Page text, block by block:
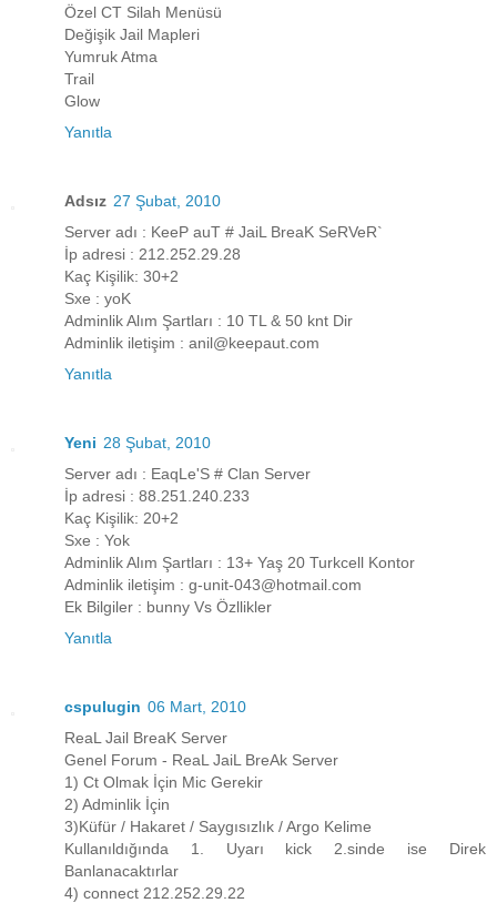
Özel CT Silah Menüsü
Değişik Jail Mapleri
Yumruk Atma
Trail
Glow
Yanıtla
Adsız 27 Şubat, 2010
Server adı : KeeP auT # JaiL BreaK SeRVeR`
İp adresi : 212.252.29.28
Kaç Kişilik: 30+2
Sxe : yoK
Adminlik Alım Şartları : 10 TL & 50 knt Dir
Adminlik iletişim : anil@keepaut.com
Yanıtla
Yeni 28 Şubat, 2010
Server adı : EaqLe'S # Clan Server
İp adresi : 88.251.240.233
Kaç Kişilik: 20+2
Sxe : Yok
Adminlik Alım Şartları : 13+ Yaş 20 Turkcell Kontor
Adminlik iletişim : g-unit-043@hotmail.com
Ek Bilgiler : bunny Vs Özllikler
Yanıtla
cspulugin 06 Mart, 2010
ReaL Jail BreaK Server
Genel Forum - ReaL JaiL BreAk Server
1) Ct Olmak İçin Mic Gerekir
2) Adminlik İçin
3)Küfür / Hakaret / Saygısızlık / Argo Kelime
Kullanıldığında 1. Uyarı kick 2.sinde ise Direk
Banlanacaktırlar
4) connect 212.252.29.22